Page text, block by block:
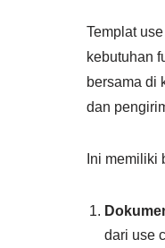
Templat
kebutuhan
bersama di
dan
Ini memiliki
dari use